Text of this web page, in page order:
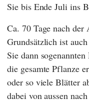
Sie bis Ende Juli ins
Ca. 70 Tage nach der
Grundsätzlich ist
Sie dann
die gesamte Pflanze
oder so viele Blätter
dabei von aussen